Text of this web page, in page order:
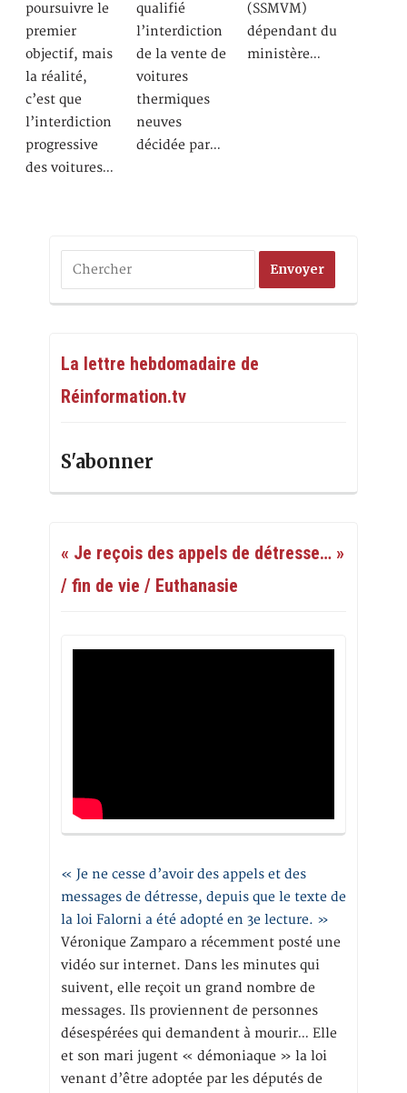
poursuivre le
premier
objectif, mais
la réalité,
c’est que
l’interdiction
progressive
des voitures…
qualifié
l’interdiction
de la vente de
voitures
thermiques
neuves
décidée par…
(SSMVM)
dépendant du
ministère…
La lettre hebdomadaire de
Réinformation.tv
S'abonner
« Je reçois des appels de détresse… »
/ fin de vie / Euthanasie
« Je ne cesse d’avoir des appels et des
messages de détresse, depuis que le texte de
la loi Falorni a été adopté en 3e lecture. »
Véronique Zamparo a récemment posté une
vidéo sur internet. Dans les minutes qui
suivent, elle reçoit un grand nombre de
messages. Ils proviennent de personnes
désespérées qui demandent à mourir… Elle
et son mari jugent « démoniaque » la loi
venant d’être adoptée par les députés de